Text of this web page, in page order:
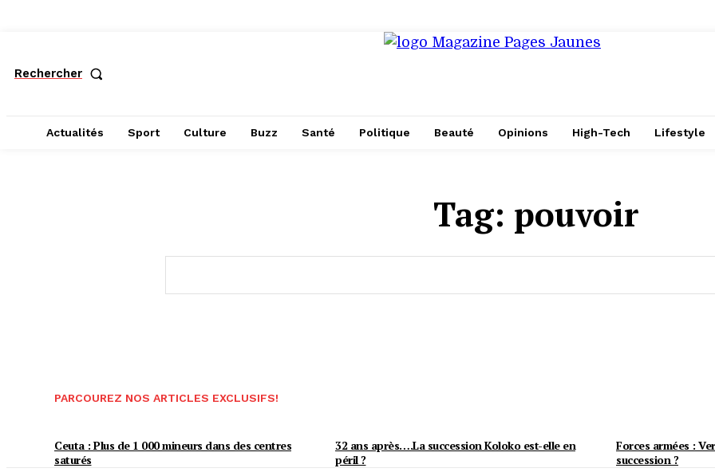
Rechercher
Actualités Sport Culture Buzz Santé Politique Beauté Opinions High-Tech Lifestyle
Tag: pouvoir
PARCOUREZ NOS ARTICLES EXCLUSIFS!
Ceuta : Plus de 1 000 mineurs dans des centres
saturés
32 ans après….La succession Koloko est-elle en
péril ?
Forces armées :
succession ?